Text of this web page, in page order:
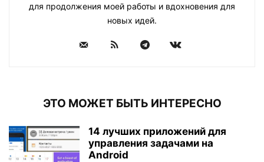
для продолжения моей работы и вдохновения для
новых идей.
ЭТО МОЖЕТ БЫТЬ ИНТЕРЕСНО
14 лучших приложений для
управления задачами на
Android